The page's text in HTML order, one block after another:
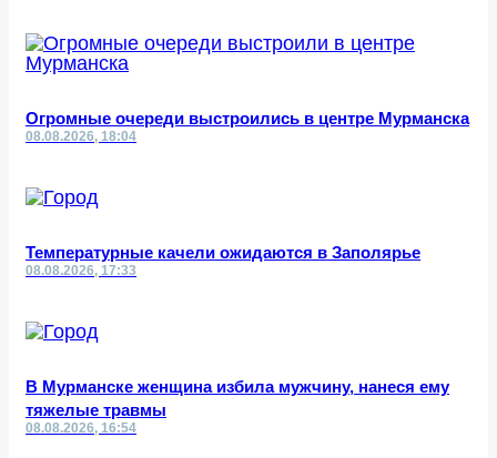
Огромные очереди выстроились в центре Мурманска
08.08.2026, 18:04
Температурные качели ожидаются в Заполярье
08.08.2026, 17:33
В Мурманске женщина избила мужчину, нанеся ему
тяжелые травмы
08.08.2026, 16:54